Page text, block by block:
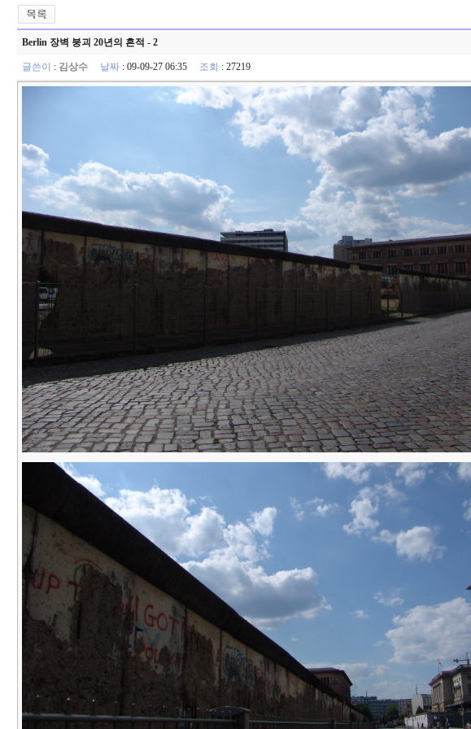
Berlin 장벽 붕괴 20년의 흔적 - 2
글쓴이 : 김상수 날짜: 09-09-27 06:35 조회 : 27219